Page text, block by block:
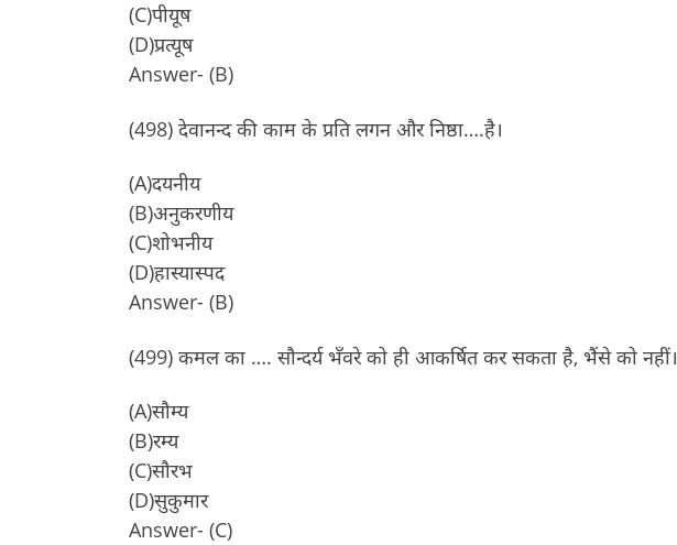
(C)पीयूष
(D)प्रत्यूष
Answer- (B)
(498) देवानन्द की काम के प्रति लगन और निष्ठा….है।
(A)दयनीय
(B)अनुकरणीय
(C)शोभनीय
(D)हास्यास्पद
Answer- (B)
(499) कमल का …. सौन्दर्य भँवरे को ही आकर्षित कर सकता है, भैंसे को नहीं।
(A)सौम्य
(B)रम्य
(C)सौरभ
(D)सुकुमार
Answer- (C)